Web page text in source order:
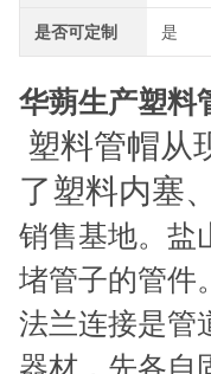
是否可定制 是
华蒴生产塑料
塑料管帽从
了塑料内塞
销售基地。盐
堵管子的管件
法兰连接是管
器材，先各自